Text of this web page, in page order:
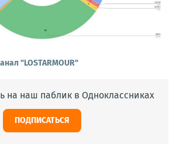
"LOSTARMOUR"
на наш паблик в Одноклассниках
ПОДПИСАТЬСЯ